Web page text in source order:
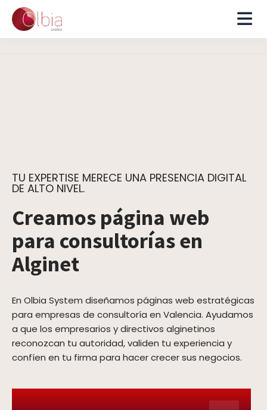
TU EXPERTISE MERECE UNA PRESENCIA DIGITAL
DE ALTO NIVEL.
Creamos página web
para consultorías en
Alginet
En Olbia System diseñamos páginas web estratégicas
para empresas de consultoría en Valencia. Ayudamos
a que los empresarios y directivos alginetinos
reconozcan tu autoridad, validen tu experiencia y
confíen en tu firma para hacer crecer sus negocios.